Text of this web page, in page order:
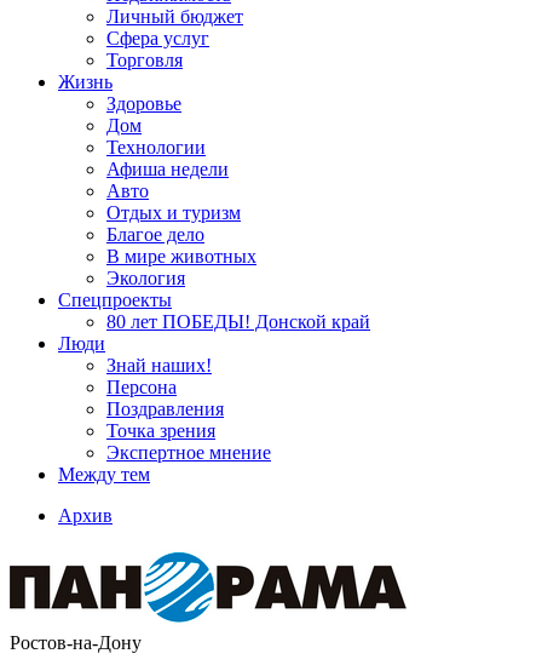
Личный бюджет
Сфера услуг
Торговля
Жизнь
Здоровье
Дом
Технологии
Афиша недели
Авто
Отдых и туризм
Благое дело
В мире животных
Экология
Спецпроекты
80 лет ПОБЕДЫ! Донской край
Люди
Знай наших!
Персона
Поздравления
Точка зрения
Экспертное мнение
Между тем
Архив
Ростов-на-Дону